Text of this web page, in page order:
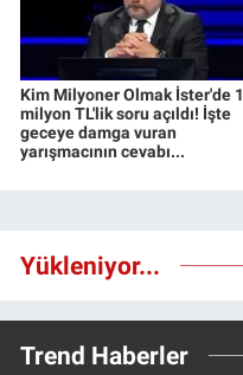
Kim Milyoner Olmak İster'de 1
milyon TL'lik soru açıldı! İşte
geceye damga vuran
yarışmacının cevabı...
Yükleniyor...
Trend Haberler